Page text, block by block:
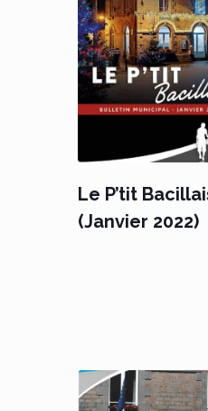
Le P’tit
(Janvier 2022)